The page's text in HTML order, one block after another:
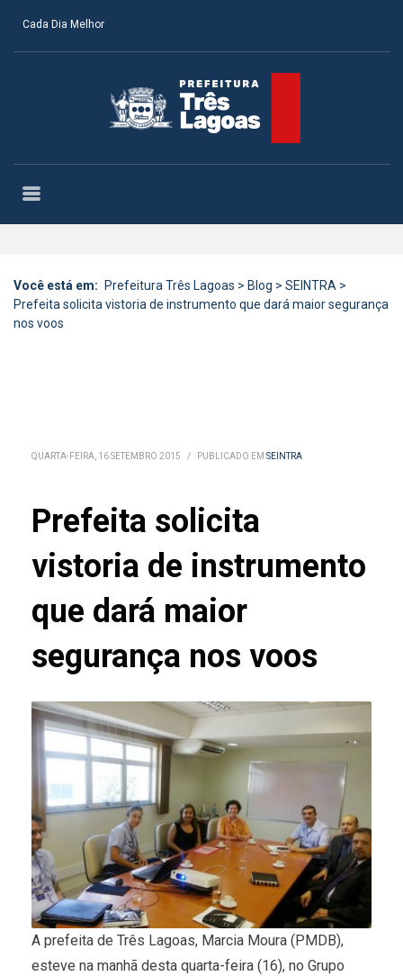
Cada Dia Melhor
Você está em: Prefeitura Três Lagoas > Blog > SEINTRA >
Prefeita solicita vistoria de instrumento que dará maior segurança
nos voos
QUARTA-FEIRA, 16 SETEMBRO 2015 / PUBLICADO EM SEINTRA
Prefeita solicita
vistoria de instrumento
que dará maior
segurança nos voos
A prefeita de Três Lagoas, Marcia Moura (PMDB),
esteve na manhã desta quarta-feira (16), no Grupo